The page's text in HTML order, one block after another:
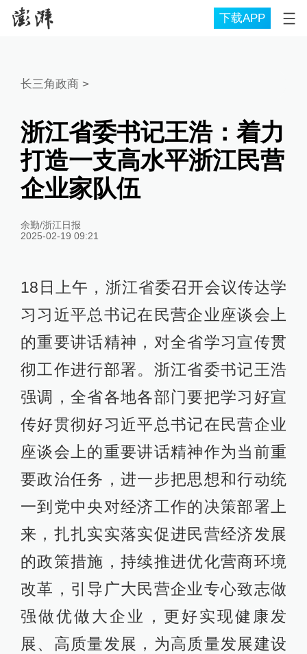
下载APP
长三角政商 >
浙江省委书记王浩：着力
打造一支高水平浙江民营
企业家队伍
余勤/浙江日报
2025-02-19 09:21
18日上午，浙江省委召开会议传达学
习习近平总书记在民营企业座谈会上
的重要讲话精神，对全省学习宣传贯
彻工作进行部署。浙江省委书记王浩
强调，全省各地各部门要把学习好宣
传好贯彻好习近平总书记在民营企业
座谈会上的重要讲话精神作为当前重
要政治任务，进一步把思想和行动统
一到党中央对经济工作的决策部署上
来，扎扎实实落实促进民营经济发展
的政策措施，持续推进优化营商环境
改革，引导广大民营企业专心致志做
强做优做大企业，更好实现健康发
展、高质量发展，为高质量发展建设